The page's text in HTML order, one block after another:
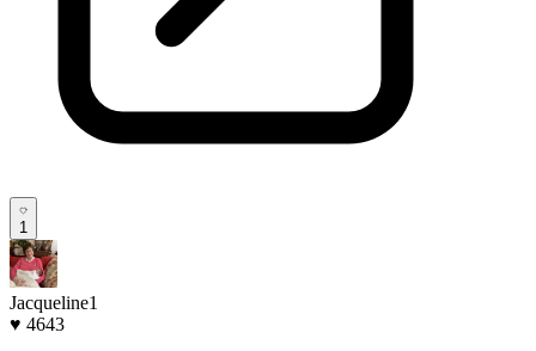
1
Jacqueline1
♥ 4643